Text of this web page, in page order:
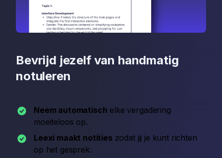
Bevrijd jezelf van handmatig
notuleren
Neem automatisch elke vergadering
moeiteloos op.
Leexi maakt notities zodat jij je kunt richten
op het gesprek.